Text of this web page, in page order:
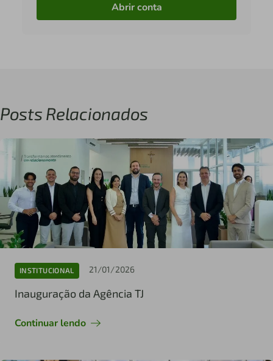
Abrir conta
Posts Relacionados
INSTITUCIONAL 21/01/2026
Inauguração da Agência TJ
Continuar lendo